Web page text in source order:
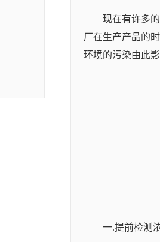
现在有许多
厂在生产产品的
环境的污染由此
一.提前检测